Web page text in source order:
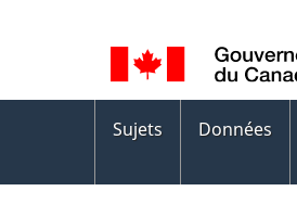
de
la
langue
Language
switcher
Menus
des
sujets
Sujets Données